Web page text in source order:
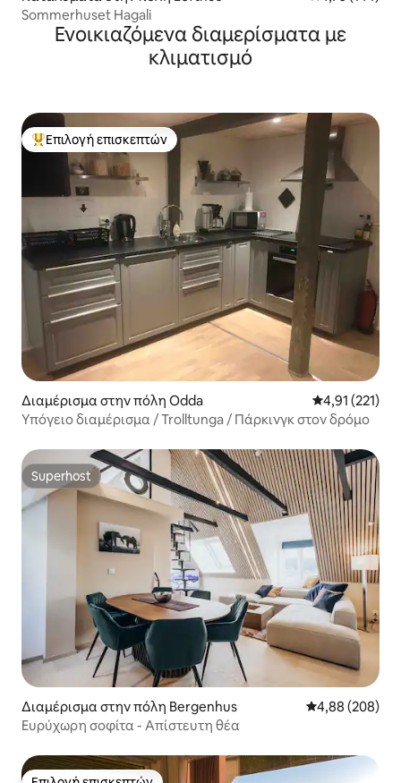
Sommerhuset Hagali
Ενοικιαζόμενα διαμερίσματα με
κλιματισμό
Κορυφαία επιλογή επισκεπτών
Επιλογή επισκεπτών
Διαμέρισμα στην πόλη Odda Μέση
4,91 (221)
Υπόγειο διαμέρισμα / Trolltunga / Πάρκινγκ στον δρόμο
Superhost
Superhost
Διαμέρισμα στην πόλη Bergenhus Μέση
4,88 (208)
Ευρύχωρη σοφίτα - Απίστευτη θέα